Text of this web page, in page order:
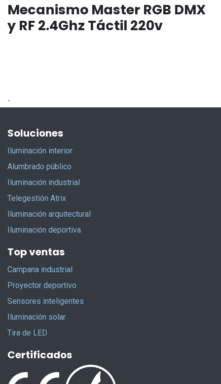
Mecanismo Master RGB DMX
y RF 2.4Ghz Táctil 220v
-
Soluciones
Iluminación interior
Alumbrado público
Iluminación industrial
Telegestión Atrix
Iluminación arquitectural
Iluminación deportiva
Top ventas
Campana industrial
Proyector deportivo
Sensores inteligentes
Iluminación solar
Tira de LED
Certificados